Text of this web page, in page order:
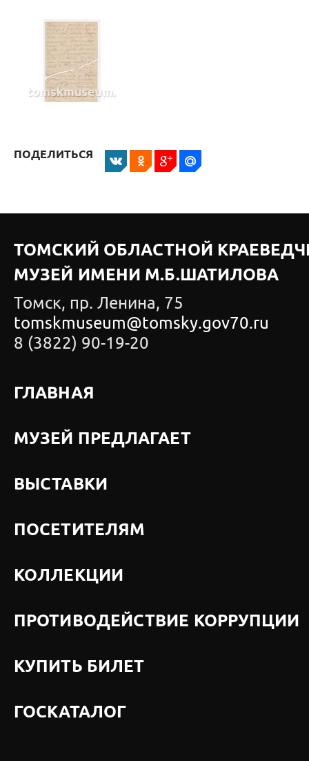
ПОДЕЛИТЬСЯ
ТОМСКИЙ ОБЛАСТНОЙ
МУЗЕЙ ИМЕНИ М.Б.ШАТИЛОВА
Томск, пр. Ленина, 75
tomskmuseum@tomsky.gov70.ru
8 (3822) 90-19-20
ГЛАВНАЯ
МУЗЕЙ ПРЕДЛАГАЕТ
ВЫСТАВКИ
ПОСЕТИТЕЛЯМ
КОЛЛЕКЦИИ
ПРОТИВОДЕЙСТВИЕ КОРРУПЦИИ
КУПИТЬ БИЛЕТ
ГОСКАТАЛОГ